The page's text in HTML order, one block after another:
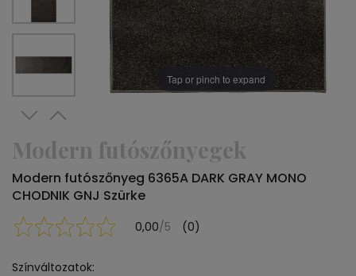
Tap or pinch to expand
Modern futószőnyegek
Modern futószőnyeg 6365A DARK GRAY MONO
CHODNIK GNJ Szürke
0,00/5 (0)
Színváltozatok: